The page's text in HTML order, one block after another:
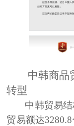
中韩商品
转型
中韩贸易
贸易额达